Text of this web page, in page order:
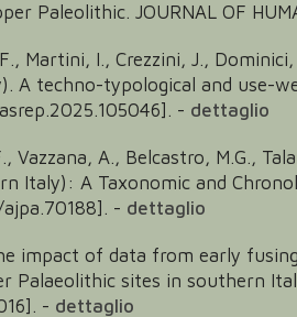
Paleolithic. JOURNAL OF
Martini, I., Crezzini, J.,
techno-typological and use-
- dettaglio
Vazzana, A., Belcastro, M.G.,
Italy): A Taxonomic and
- dettaglio
impact of data from early
sites in southern
- dettaglio